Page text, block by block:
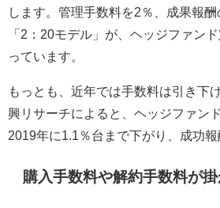
します。管理手数料を2％、成果報
「2：20モデル」が、ヘッジファン
っています。
もっとも、近年では手数料は引き下
興リサーチによると、ヘッジファン
2019年に1.1％台まで下がり、成功報
購入手数料や解約手数料が